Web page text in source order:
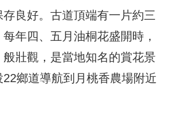
良好。古道頂端有一片約三
年四、五月油桐花盛開時，
壯觀，是當地知名的賞花景
鄉道導航到月桃香農場附近